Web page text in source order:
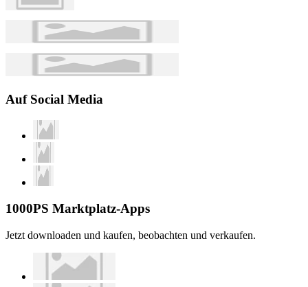
Auf Social Media
1000PS Marktplatz-Apps
Jetzt downloaden und kaufen, beobachten und verkaufen.